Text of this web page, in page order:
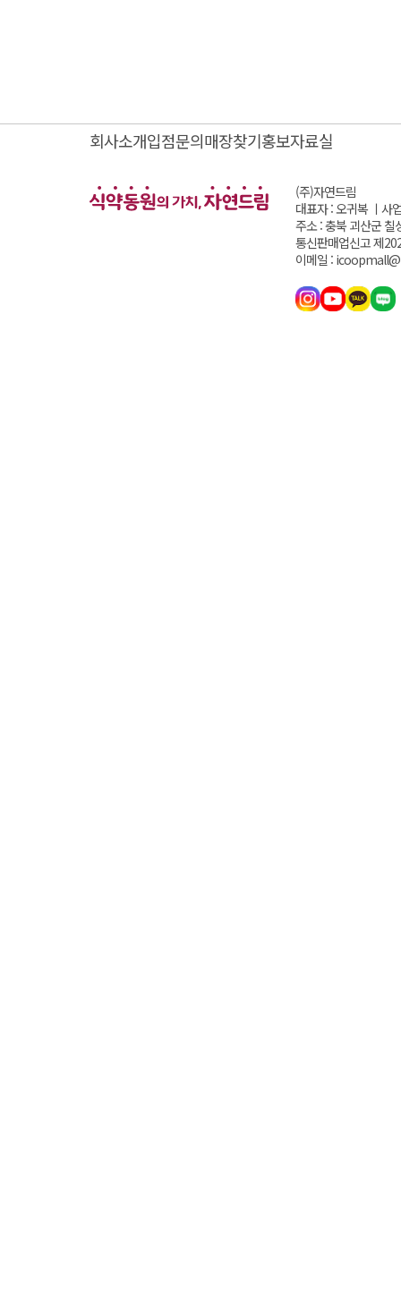
회사소개입점문의매장찾기홍보자료실
(주)자연드림
대표자 : 오귀복 ㅣ 사
주소 : 충북 괴산군 칠
통신판매업신고 제
이메일 :